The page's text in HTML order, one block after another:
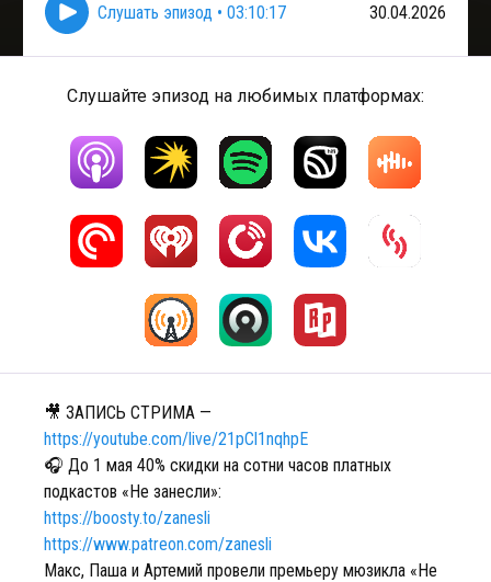
Слушать эпизод • 03:10:17 30.04.2026
Слушайте эпизод на любимых платформах:
🎥 ЗАПИСЬ СТРИМА —
https://youtube.com/live/21pCl1nqhpE
🎧 До 1 мая 40% скидки на сотни часов платных
подкастов «Не занесли»:
https://boosty.to/zanesli
https://www.patreon.com/zanesli
Макс, Паша и Артемий провели премьеру мюзикла «Не